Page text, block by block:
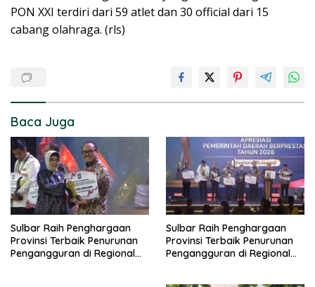
PON XXI terdiri dari 59 atlet dan 30 official dari 15
cabang olahraga. (rls)
Baca Juga
Sulbar Raih Penghargaan
Provinsi Terbaik Penurunan
Pengangguran di Regional
Sulbar Raih Penghargaan
Provinsi Terbaik Penurunan
Pengangguran di Regional